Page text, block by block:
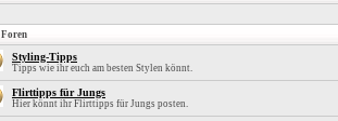
Foren
Styling-Tipps
Tipps wie ihr euch am besten Stylen könnt.
Flirttipps für Jungs
Hier könnt ihr Flirttipps für Jungs posten.